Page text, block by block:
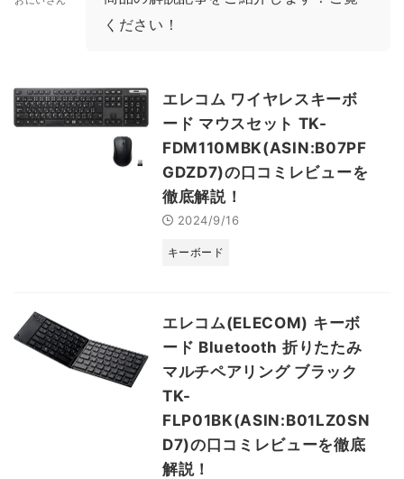
ください！
エレコム ワイヤレスキーボ
ード マウスセット TK-
FDM110MBK(ASIN:B07PF
GDZD7)の口コミレビューを
徹底解説！
2024/9/16
キーボード
エレコム(ELECOM) キーボ
ード Bluetooth 折りたたみ
マルチペアリング ブラック
TK-
FLP01BK(ASIN:B01LZ0SN
D7)の口コミレビューを徹底
解説！